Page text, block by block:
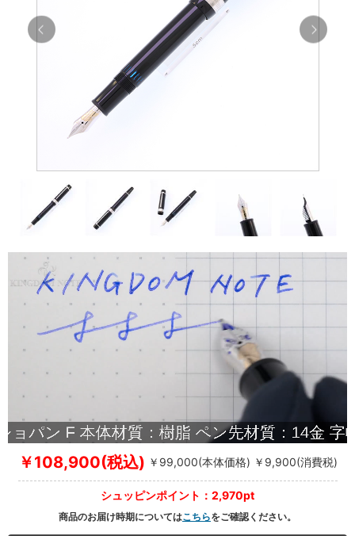
￥108,900(税込) ￥99,000(本体価格) ￥9,900(消費税)
シュッピンポイント：2,970pt
商品のお届け時期についてはこちらをご確認ください。